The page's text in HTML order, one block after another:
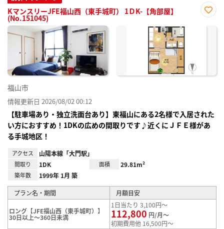
KマンスリーJFE福山西（東手城町） 1ＤK-【角部屋】
(No.151045)
に入
福山市
情報更新日 2026/08/02 00:12
【駐車場あり・独立洗面台あり】東福山にある2名様で入居された
い方におすすめ！1DKの広めの間取りです♪近くにＪＦＥ様があ
る手城地区！
アクセス 山陽本線「大門駅」
間取り 1DK 面積 29.81m²
築年数 1999年 1月 築
プラン名・期間 月額目安
ロング【JFE福山西（東手城町）】
30日以上～360日未満
1日当たり 3,100円～
112,800 円/月～
初期費用他 16,500円～